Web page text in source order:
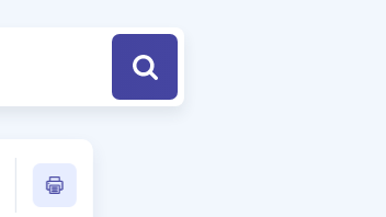
Sınavları Tek Takvimde
Tüm Sınavlarla İlgili Haberler